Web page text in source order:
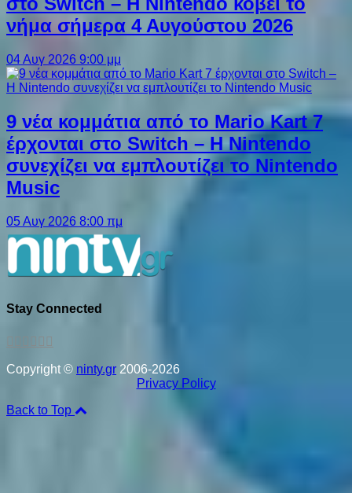
νήμα σήμερα 4 Αυγούστου 2026
04 Αυγ 2026 9:00 μμ
9 νέα κομμάτια από το Mario Kart 7
έρχονται στο Switch – Η Nintendo
συνεχίζει να εμπλουτίζει το Nintendo
Music
05 Αυγ 2026 8:00 πμ
Stay Connected
Copyright © ninty.gr 2006-2026
Privacy Policy
Back to Top